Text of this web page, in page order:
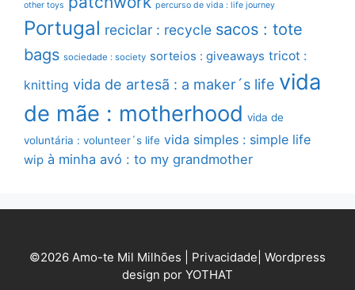
other toys percurso de vida : life journey
Portugal reciclar : recycle sacos : tote
bags sociedade : society sorteios : giveaways tricot :
knitting vida de artesã : a maker´s life vida
de mãe : motherhood vida de
voluntária : volunteer´s life vida simples : simple life
wip à minha avó : to my grandmother
©2026 Amo-te Mil Milhões | Privacidade Wordpress
design por YOTHAT